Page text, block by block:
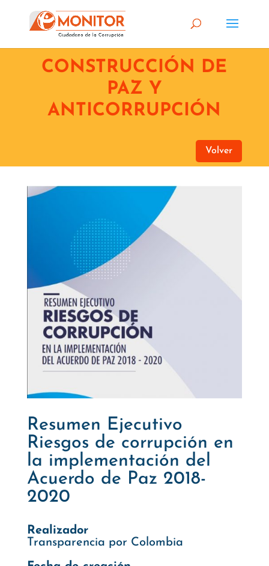
CONSTRUCCIÓN DE
PAZ Y
ANTICORRUPCIÓN
Volver
Resumen Ejecutivo
Riesgos de corrupción en
la implementación del
Acuerdo de Paz 2018-
2020
Realizador
Transparencia por Colombia